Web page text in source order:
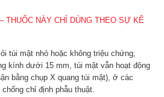
THUỐC NÀY CHỈ DÙNG THEO SỰ KÊ
túi mật nhỏ hoặc không triệu chứng,
kính dưới 15 mm, túi mật vẫn hoạt động
bằng chụp X quang túi mật), ở các
chỉ định phẫu thuật.